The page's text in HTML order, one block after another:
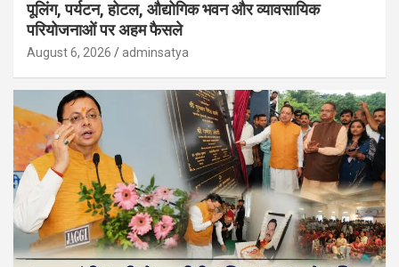
पूलिंग, पर्यटन, होटल, औद्योगिक भवन और व्यावसायिक
परियोजनाओं पर अहम फैसले
August 6, 2026 adminsatya